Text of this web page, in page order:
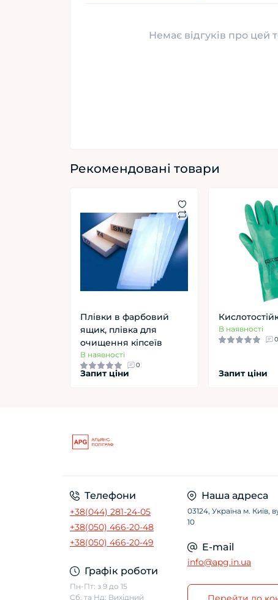
Немає відгуків про цей
Рекомендовані товари
Плівки в фарбовий
ящик, плівка для
очищення кіпсеїв
В наявності
0
Запит ціни
В наявності
0
Запит ціни
Телефони
+38(044) 281-24-05
+38(050) 466-20-48
+38(050) 466-20-49
Графік роботи
Пн-Пт: з 9 до 15
Сб. та Нд: Вихідний
Наша адреса
03124, Україна м. Київ,
10
E-mail
info@apg.in.ua